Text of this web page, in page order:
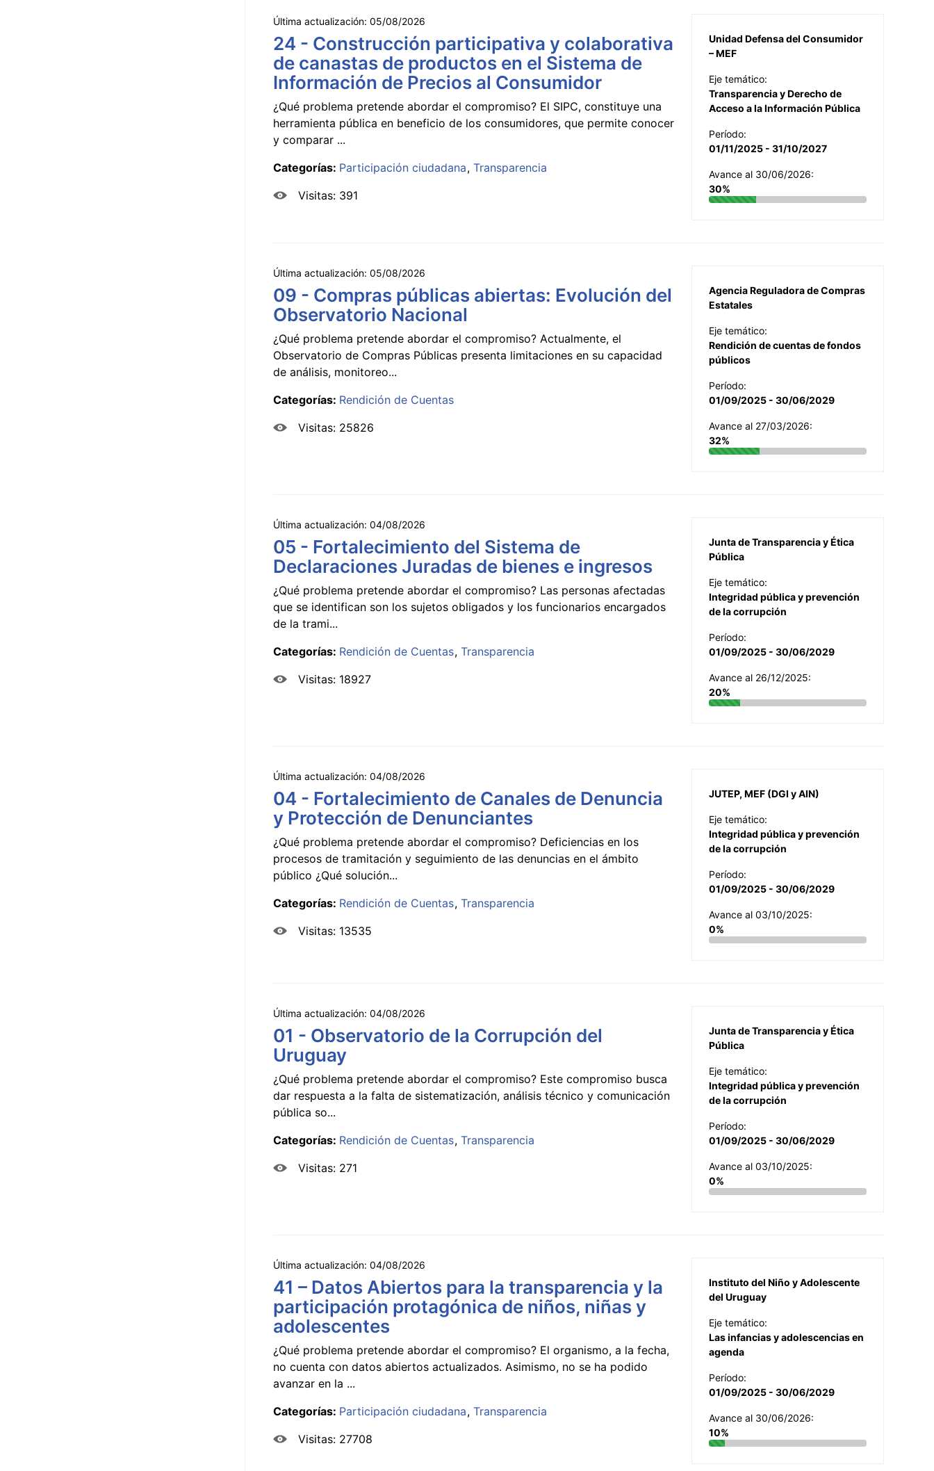
Última actualización: 05/08/2026
24 - Construcción participativa y colaborativa
de canastas de productos en el Sistema de
Información de Precios al Consumidor
¿Qué problema pretende abordar el compromiso? El SIPC, constituye una
herramienta pública en beneficio de los consumidores, que permite conocer
y comparar ...
Categorías: Participación ciudadana Transparencia
Visitas: 391
Unidad Defensa del Consumidor
– MEF
Eje temático:
Transparencia y Derecho de
Acceso a la Información Pública
Período:
01/11/2025 - 31/10/2027
Avance al 30/06/2026:
30%
Última actualización: 05/08/2026
09 - Compras públicas abiertas: Evolución del
Observatorio Nacional
¿Qué problema pretende abordar el compromiso? Actualmente, el
Observatorio de Compras Públicas presenta limitaciones en su capacidad
de análisis, monitoreo...
Categorías: Rendición de Cuentas
Visitas: 25826
Agencia Reguladora de Compras
Estatales
Eje temático:
Rendición de cuentas de fondos
públicos
Período:
01/09/2025 - 30/06/2029
Avance al 27/03/2026:
32%
Última actualización: 04/08/2026
05 - Fortalecimiento del Sistema de
Declaraciones Juradas de bienes e ingresos
¿Qué problema pretende abordar el compromiso? Las personas afectadas
que se identifican son los sujetos obligados y los funcionarios encargados
de la trami...
Categorías: Rendición de Cuentas Transparencia
Visitas: 18927
Junta de Transparencia y Ética
Pública
Eje temático:
Integridad pública y prevención
de la corrupción
Período:
01/09/2025 - 30/06/2029
Avance al 26/12/2025:
20%
Última actualización: 04/08/2026
04 - Fortalecimiento de Canales de Denuncia
y Protección de Denunciantes
¿Qué problema pretende abordar el compromiso? Deficiencias en los
procesos de tramitación y seguimiento de las denuncias en el ámbito
público ¿Qué solución...
Categorías: Rendición de Cuentas Transparencia
Visitas: 13535
JUTEP, MEF (DGI y AIN)
Eje temático:
Integridad pública y prevención
de la corrupción
Período:
01/09/2025 - 30/06/2029
Avance al 03/10/2025:
0%
Última actualización: 04/08/2026
01 - Observatorio de la Corrupción del
Uruguay
¿Qué problema pretende abordar el compromiso? Este compromiso busca
dar respuesta a la falta de sistematización, análisis técnico y comunicación
pública so...
Categorías: Rendición de Cuentas Transparencia
Visitas: 271
Junta de Transparencia y Ética
Pública
Eje temático:
Integridad pública y prevención
de la corrupción
Período:
01/09/2025 - 30/06/2029
Avance al 03/10/2025:
0%
Última actualización: 04/08/2026
41 – Datos Abiertos para la transparencia y la
participación protagónica de niños, niñas y
adolescentes
¿Qué problema pretende abordar el compromiso? El organismo, a la fecha,
no cuenta con datos abiertos actualizados. Asimismo, no se ha podido
avanzar en la ...
Categorías: Participación ciudadana Transparencia
Visitas: 27708
Instituto del Niño y Adolescente
del Uruguay
Eje temático:
Las infancias y adolescencias en
agenda
Período:
01/09/2025 - 30/06/2029
Avance al 30/06/2026:
10%